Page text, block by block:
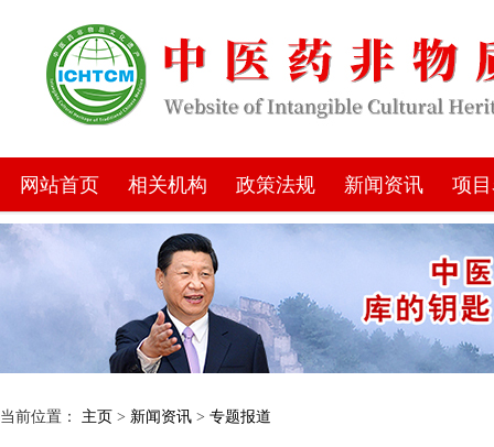
网站首页 相关机构 政策法规 新闻资讯 项
当前位置： 主页 > 新闻资讯 > 专题报道